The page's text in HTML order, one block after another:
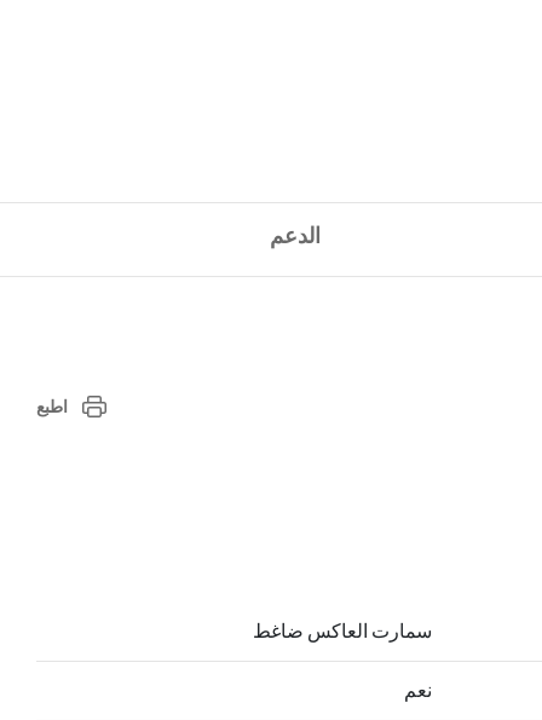
الدعم
اطبع
سمارت العاكس ضاغط
نعم